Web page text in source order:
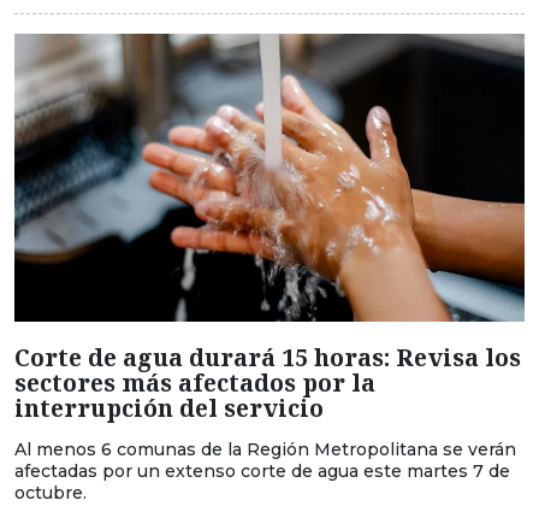
Corte de agua durará 15 horas: Revisa los
sectores más afectados por la
interrupción del servicio
Al menos 6 comunas de la Región Metropolitana se verán
afectadas por un extenso corte de agua este martes 7 de
octubre.